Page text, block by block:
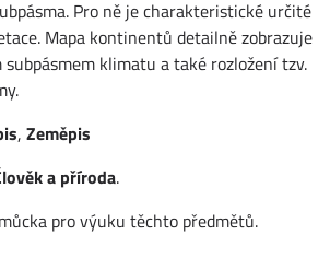
Pro ně je charakteristické určité
Mapa kontinentů detailně zobrazuje
klimatu a také rozložení tzv.
, Zeměpis
a příroda.
pro výuku těchto předmětů.